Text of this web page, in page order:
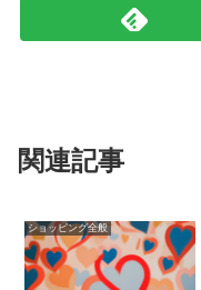
関連記事
ショッピング全般